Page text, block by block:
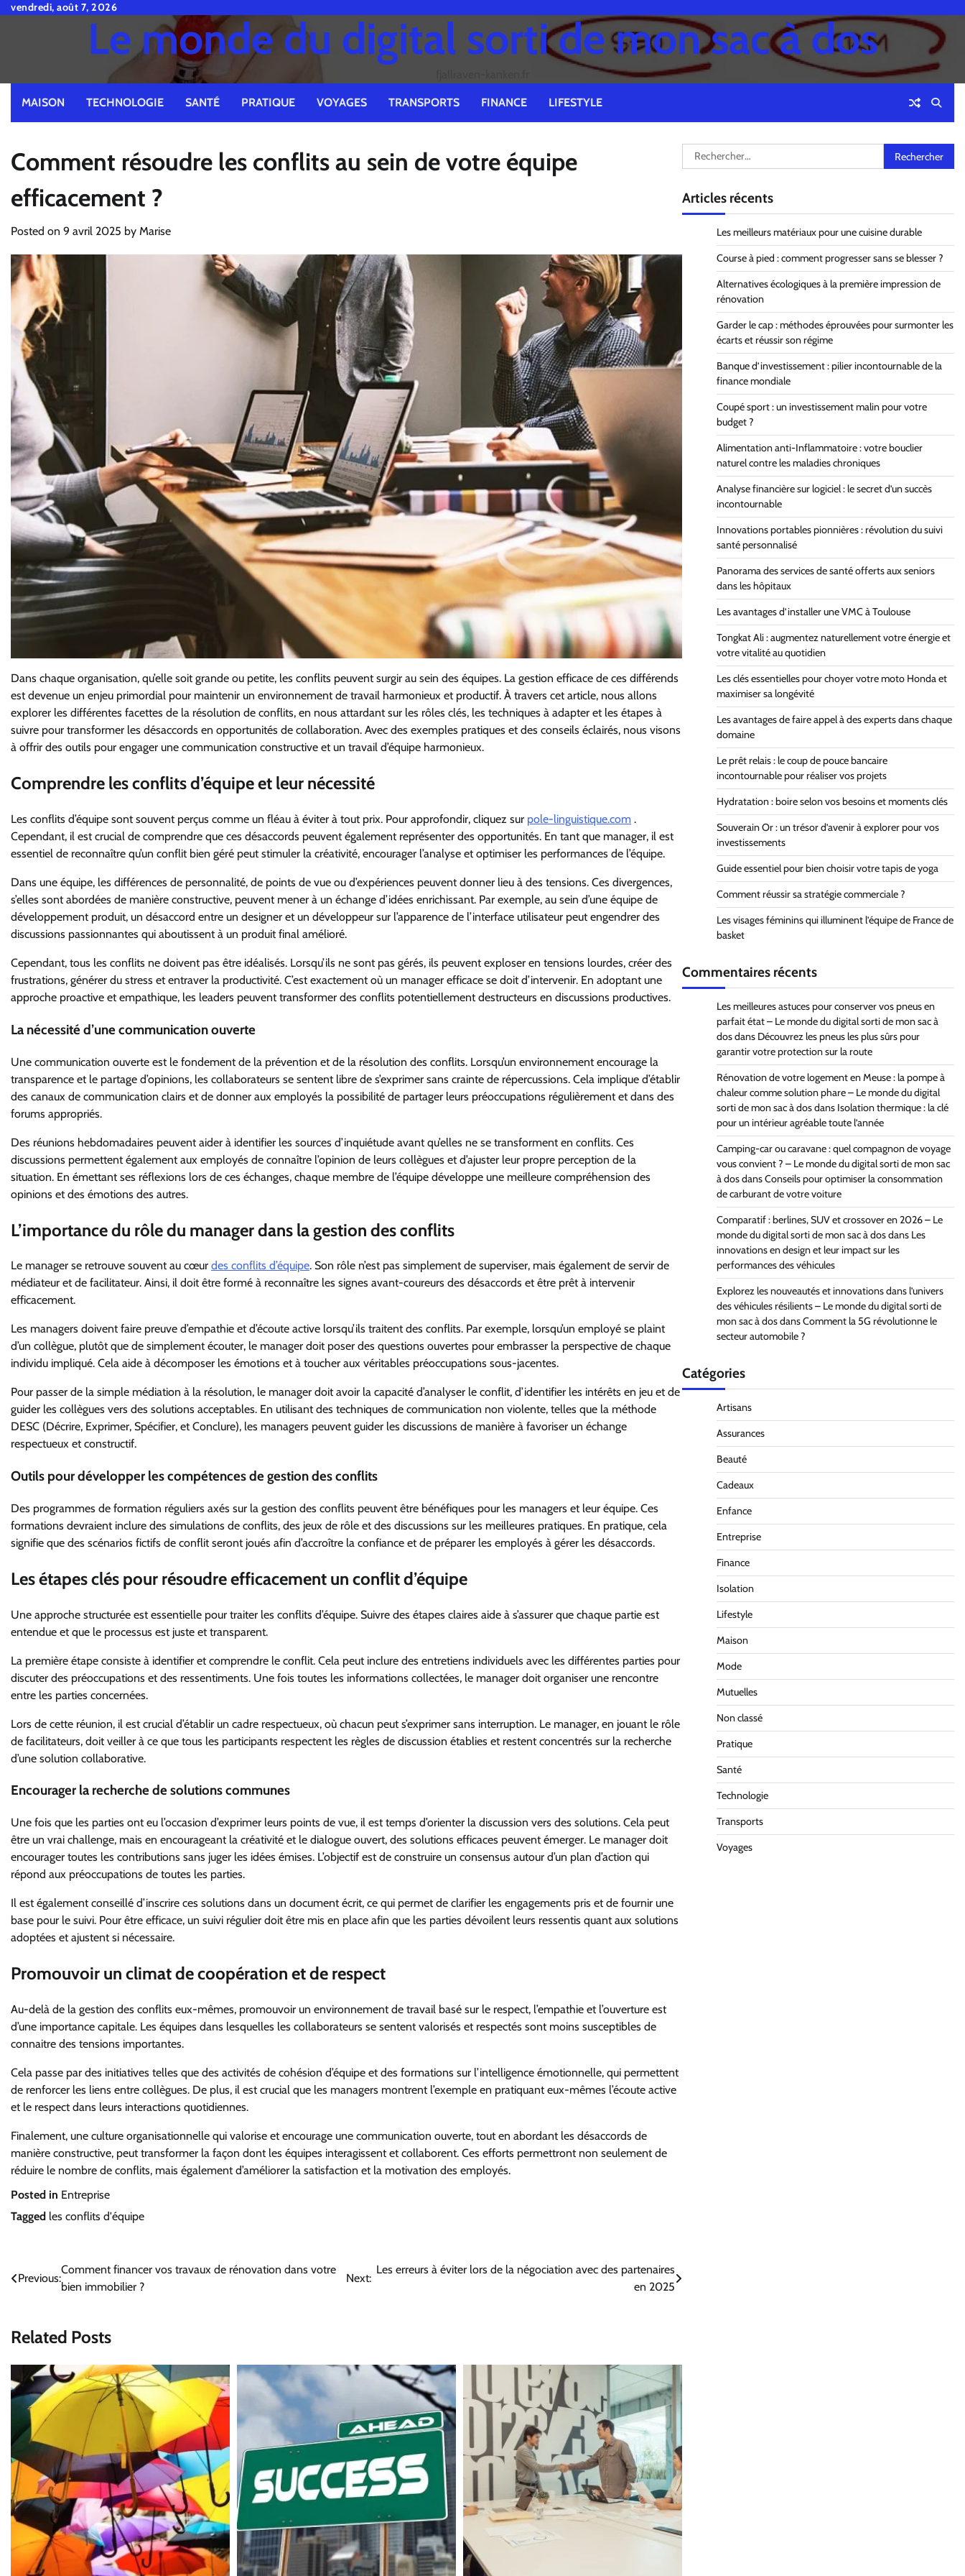
Skipvendredi, août 7, 2026
Le monde du digital sorti de mon sac à dos
MAISON TECHNOLOGIE SANTÉ PRATIQUE VOYAGES TRANSPORTS FINANCE LIFESTYLE
Comment résoudre les conflits au sein de votre équipe
efficacement ?
Posted on 9 avril 2025 by Marise
Dans chaque organisation, qu’elle soit grande ou petite, les conflits peuvent surgir au sein des équipes. La gestion efficace de ces différends
est devenue un enjeu primordial pour maintenir un environnement de travail harmonieux et productif. À travers cet article, nous allons
explorer les différentes facettes de la résolution de conflits, en nous attardant sur les rôles clés, les techniques à adapter et les étapes à
suivre pour transformer les désaccords en opportunités de collaboration. Avec des exemples pratiques et des conseils éclairés, nous visons
à offrir des outils pour engager une communication constructive et un travail d’équipe harmonieux.
Comprendre les conflits d’équipe et leur nécessité
Les conflits d’équipe sont souvent perçus comme un fléau à éviter à tout prix. Pour approfondir, cliquez sur pole-linguistique.com .
Cependant, il est crucial de comprendre que ces désaccords peuvent également représenter des opportunités. En tant que manager, il est
essentiel de reconnaître qu’un conflit bien géré peut stimuler la créativité, encourager l’analyse et optimiser les performances de l’équipe.
Dans une équipe, les différences de personnalité, de points de vue ou d’expériences peuvent donner lieu à des tensions. Ces divergences,
s’elles sont abordées de manière constructive, peuvent mener à un échange d’idées enrichissant. Par exemple, au sein d’une équipe de
développement produit, un désaccord entre un designer et un développeur sur l’apparence de l’interface utilisateur peut engendrer des
discussions passionnantes qui aboutissent à un produit final amélioré.
Cependant, tous les conflits ne doivent pas être idéalisés. Lorsqu’ils ne sont pas gérés, ils peuvent exploser en tensions lourdes, créer des
frustrations, générer du stress et entraver la productivité. C’est exactement où un manager efficace se doit d’intervenir. En adoptant une
approche proactive et empathique, les leaders peuvent transformer des conflits potentiellement destructeurs en discussions productives.
La nécessité d’une communication ouverte
Une communication ouverte est le fondement de la prévention et de la résolution des conflits. Lorsqu’un environnement encourage la
transparence et le partage d’opinions, les collaborateurs se sentent libre de s’exprimer sans crainte de répercussions. Cela implique d’établir
des canaux de communication clairs et de donner aux employés la possibilité de partager leurs préoccupations régulièrement et dans des
forums appropriés.
Des réunions hebdomadaires peuvent aider à identifier les sources d’inquiétude avant qu’elles ne se transforment en conflits. Ces
discussions permettent également aux employés de connaître l’opinion de leurs collègues et d’ajuster leur propre perception de la
situation. En émettant ses réflexions lors de ces échanges, chaque membre de l’équipe développe une meilleure compréhension des
opinions et des émotions des autres.
L’importance du rôle du manager dans la gestion des conflits
Le manager se retrouve souvent au cœur des conflits d’équipe. Son rôle n’est pas simplement de superviser, mais également de servir de
médiateur et de facilitateur. Ainsi, il doit être formé à reconnaître les signes avant-coureurs des désaccords et être prêt à intervenir
efficacement.
Les managers doivent faire preuve d’empathie et d’écoute active lorsqu’ils traitent des conflits. Par exemple, lorsqu’un employé se plaint
d’un collègue, plutôt que de simplement écouter, le manager doit poser des questions ouvertes pour embrasser la perspective de chaque
individu impliqué. Cela aide à décomposer les émotions et à toucher aux véritables préoccupations sous-jacentes.
Pour passer de la simple médiation à la résolution, le manager doit avoir la capacité d’analyser le conflit, d’identifier les intérêts en jeu et de
guider les collègues vers des solutions acceptables. En utilisant des techniques de communication non violente, telles que la méthode
DESC (Décrire, Exprimer, Spécifier, et Conclure), les managers peuvent guider les discussions de manière à favoriser un échange
respectueux et constructif.
Outils pour développer les compétences de gestion des conflits
Des programmes de formation réguliers axés sur la gestion des conflits peuvent être bénéfiques pour les managers et leur équipe. Ces
formations devraient inclure des simulations de conflits, des jeux de rôle et des discussions sur les meilleures pratiques. En pratique, cela
signifie que des scénarios fictifs de conflit seront joués afin d’accroître la confiance et de préparer les employés à gérer les désaccords.
Les étapes clés pour résoudre efficacement un conflit d’équipe
Une approche structurée est essentielle pour traiter les conflits d’équipe. Suivre des étapes claires aide à s’assurer que chaque partie est
entendue et que le processus est juste et transparent.
La première étape consiste à identifier et comprendre le conflit. Cela peut inclure des entretiens individuels avec les différentes parties pour
discuter des préoccupations et des ressentiments. Une fois toutes les informations collectées, le manager doit organiser une rencontre
entre les parties concernées.
Lors de cette réunion, il est crucial d’établir un cadre respectueux, où chacun peut s’exprimer sans interruption. Le manager, en jouant le rôle
de facilitateurs, doit veiller à ce que tous les participants respectent les règles de discussion établies et restent concentrés sur la recherche
d’une solution collaborative.
Encourager la recherche de solutions communes
Une fois que les parties ont eu l’occasion d’exprimer leurs points de vue, il est temps d’orienter la discussion vers des solutions. Cela peut
être un vrai challenge, mais en encourageant la créativité et le dialogue ouvert, des solutions efficaces peuvent émerger. Le manager doit
encourager toutes les contributions sans juger les idées émises. L’objectif est de construire un consensus autour d’un plan d’action qui
répond aux préoccupations de toutes les parties.
Il est également conseillé d’inscrire ces solutions dans un document écrit, ce qui permet de clarifier les engagements pris et de fournir une
base pour le suivi. Pour être efficace, un suivi régulier doit être mis en place afin que les parties dévoilent leurs ressentis quant aux solutions
adoptées et ajustent si nécessaire.
Promouvoir un climat de coopération et de respect
Au-delà de la gestion des conflits eux-mêmes, promouvoir un environnement de travail basé sur le respect, l’empathie et l’ouverture est
d’une importance capitale. Les équipes dans lesquelles les collaborateurs se sentent valorisés et respectés sont moins susceptibles de
connaitre des tensions importantes.
Cela passe par des initiatives telles que des activités de cohésion d’équipe et des formations sur l’intelligence émotionnelle, qui permettent
de renforcer les liens entre collègues. De plus, il est crucial que les managers montrent l’exemple en pratiquant eux-mêmes l’écoute active
et le respect dans leurs interactions quotidiennes.
Finalement, une culture organisationnelle qui valorise et encourage une communication ouverte, tout en abordant les désaccords de
manière constructive, peut transformer la façon dont les équipes interagissent et collaborent. Ces efforts permettront non seulement de
réduire le nombre de conflits, mais également d’améliorer la satisfaction et la motivation des employés.
Posted in Entreprise
Tagged les conflits d'équipe
Navigation
l’article
Previous:
Comment financer vos travaux de rénovation dans votre
bien immobilier ?
Next:
Les erreurs à éviter lors de la négociation avec des partenaires
en 2025
Related Posts
Rechercher :
Articles récents
Les meilleurs matériaux pour une cuisine durable
Course à pied : comment progresser sans se blesser ?
Alternatives écologiques à la première impression de
rénovation
Garder le cap : méthodes éprouvées pour surmonter les
écarts et réussir son régime
Banque d’investissement : pilier incontournable de la
finance mondiale
Coupé sport : un investissement malin pour votre
budget ?
Alimentation anti-Inflammatoire : votre bouclier
naturel contre les maladies chroniques
Analyse financière sur logiciel : le secret d’un succès
incontournable
Innovations portables pionnières : révolution du suivi
santé personnalisé
Panorama des services de santé offerts aux seniors
dans les hôpitaux
Les avantages d’installer une VMC à Toulouse
Tongkat Ali : augmentez naturellement votre énergie et
votre vitalité au quotidien
Les clés essentielles pour choyer votre moto Honda et
maximiser sa longévité
Les avantages de faire appel à des experts dans chaque
domaine
Le prêt relais : le coup de pouce bancaire
incontournable pour réaliser vos projets
Hydratation : boire selon vos besoins et moments clés
Souverain Or : un trésor d’avenir à explorer pour vos
investissements
Guide essentiel pour bien choisir votre tapis de yoga
Comment réussir sa stratégie commerciale ?
Les visages féminins qui illuminent l’équipe de France de
basket
Commentaires récents
Les meilleures astuces pour conserver vos pneus en
parfait état – Le monde du digital sorti de mon sac à
dosdans Découvrez les pneus les plus sûrs pour
garantir votre protection sur la route
Rénovation de votre logement en Meuse : la pompe à
chaleur comme solution phare – Le monde du digital
sorti de mon sac à dosdans Isolation thermique : la clé
pour un intérieur agréable toute l’année
Camping-car ou caravane : quel compagnon de voyage
vous convient ? – Le monde du digital sorti de mon sac
à dosdansConseils pour optimiser la consommation
de carburant de votre voiture
Comparatif : berlines, SUV et crossover en 2026 – Le
monde du digital sorti de mon sac à dosdans Les
innovations en design et leur impact sur les
performances des véhicules
Explorez les nouveautés et innovations dans l’univers
des véhicules résilients – Le monde du digital sorti de
mon sac à dosdansComment la 5G révolutionne le
secteur automobile ?
Catégories
Artisans
Assurances
Beauté
Cadeaux
Enfance
Entreprise
Finance
Isolation
Lifestyle
Maison
Mode
Mutuelles
Non classé
Pratique
Santé
Technologie
Transports
Voyages